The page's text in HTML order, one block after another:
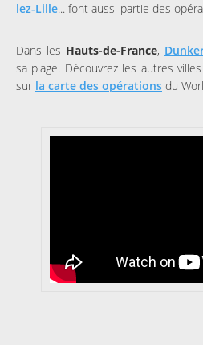
lez-Lille... font aussi partie des
Dans les Hauts-de-France,
sa plage. Découvrez les autres
sur la carte des opérations du